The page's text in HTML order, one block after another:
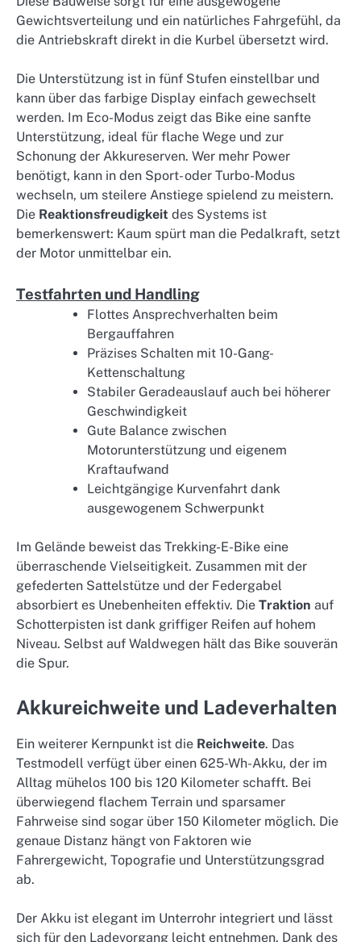
Gewichtsverteilung und ein natürliches Fahrgefühl, da
die Antriebskraft direkt in die Kurbel übersetzt wird.
Die Unterstützung ist in fünf Stufen einstellbar und
kann über das farbige Display einfach gewechselt
werden. Im Eco-Modus zeigt das Bike eine sanfte
Unterstützung, ideal für flache Wege und zur
Schonung der Akkureserven. Wer mehr Power
benötigt, kann in den Sport- oder Turbo-Modus
wechseln, um steilere Anstiege spielend zu meistern.
Die Reaktionsfreudigkeit des Systems ist
bemerkenswert: Kaum spürt man die Pedalkraft, setzt
der Motor unmittelbar ein.
Testfahrten und Handling
Flottes Ansprechverhalten beim
Bergauffahren
Präzises Schalten mit 10-Gang-
Kettenschaltung
Stabiler Geradeauslauf auch bei höherer
Geschwindigkeit
Gute Balance zwischen
Motorunterstützung und eigenem
Kraftaufwand
Leichtgängige Kurvenfahrt dank
ausgewogenem Schwerpunkt
Im Gelände beweist das Trekking-E-Bike eine
überraschende Vielseitigkeit. Zusammen mit der
gefederten Sattelstütze und der Federgabel
absorbiert es Unebenheiten effektiv. Die Traktion auf
Schotterpisten ist dank griffiger Reifen auf hohem
Niveau. Selbst auf Waldwegen hält das Bike souverän
die Spur.
Akkureichweite und Ladeverhalten
Ein weiterer Kernpunkt ist die Reichweite. Das
Testmodell verfügt über einen 625-Wh-Akku, der im
Alltag mühelos 100 bis 120 Kilometer schafft. Bei
überwiegend flachem Terrain und sparsamer
Fahrweise sind sogar über 150 Kilometer möglich. Die
genaue Distanz hängt von Faktoren wie
Fahrergewicht, Topografie und Unterstützungsgrad
ab.
Der Akku ist elegant im Unterrohr integriert und lässt
sich für den Ladevorgang leicht entnehmen. Dank des